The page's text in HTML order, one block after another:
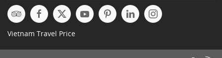
Vietnam Travel Price